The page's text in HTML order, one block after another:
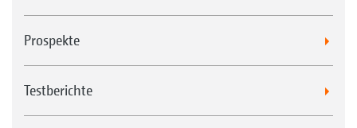
Prospekte
Testberichte